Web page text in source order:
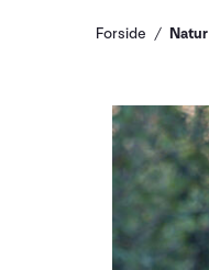
Forside Natur